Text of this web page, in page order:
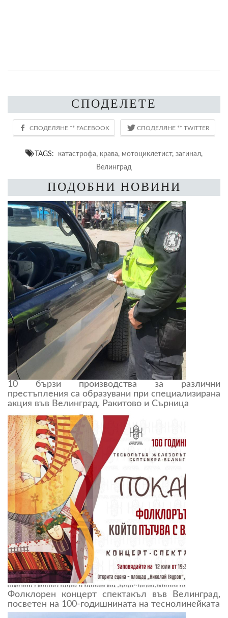
СПОДЕЛЕТЕ
TAGS: катастрофа, крава, мотоциклетист, загинал,
Велинград
ПОДОБНИ НОВИНИ
10 бързи производства за различни
престъпления са образувани при специализирана
акция във Велинград, Ракитово и Сърница
Фолклорен концерт спектакъл във Велинград,
посветен на 100-годишнината на теснолинейката